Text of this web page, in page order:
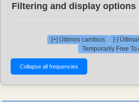
Filtering and display options
[+] Últimos cambios
[-]
Temporarily Free To